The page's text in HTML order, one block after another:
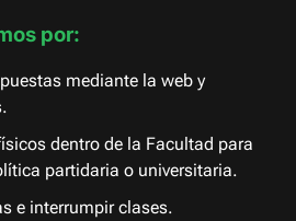
por:
mediante la web y
dentro de la Facultad para
partidaria o universitaria.
e interrumpir clases.